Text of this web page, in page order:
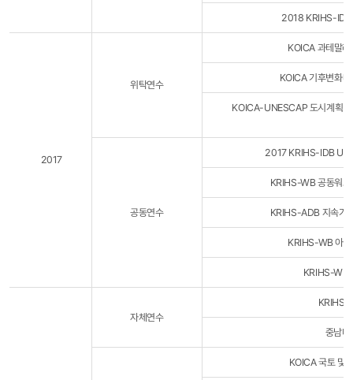
2018 KRIHS-
2017
위탁연수
KOICA 과테말
KOICA 기후변화
KOICA-UNESCAP 도시계획
공동연수
2017 KRIHS-IDB
KRIHS-WB 공동워크
KRIHS-ADB 지속가
KRIHS-WB 아프
KRIHS-WB-
자체연수
KRIHS-
중남미
KOICA 국토 및